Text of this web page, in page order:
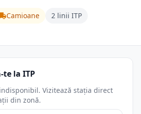
Camioane 2 linii ITP
te la ITP
Vizitează stația direct
din zonă.